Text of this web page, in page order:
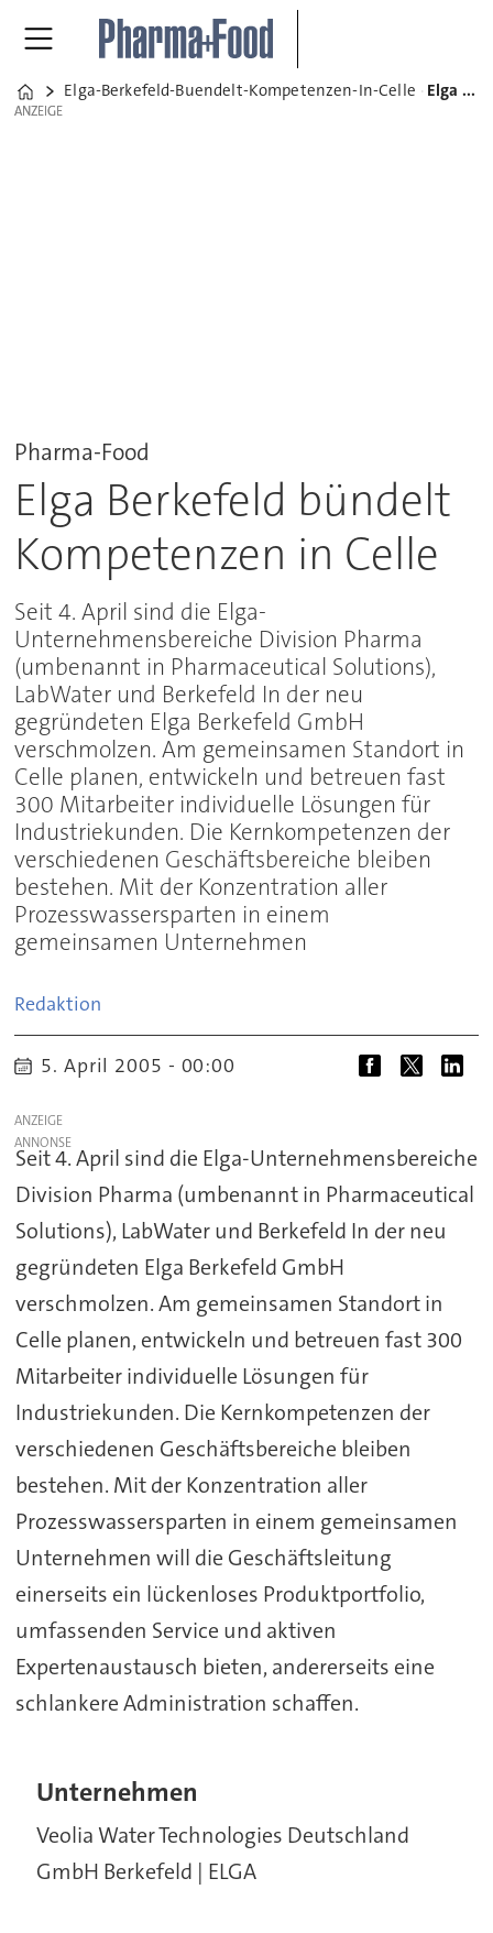
Home
Elga-Berkefeld-Buendelt-Kompetenzen-In-Celle Elga Berkefeld bündelt Kompetenzen in Celle
ANZEIGE
ANZEIGE
Pharma-Food
Elga Berkefeld bündelt
Kompetenzen in Celle
Seit 4. April sind die Elga-
Unternehmensbereiche Division Pharma
(umbenannt in Pharmaceutical Solutions),
LabWater und Berkefeld In der neu
gegründeten Elga Berkefeld GmbH
verschmolzen. Am gemeinsamen Standort in
Celle planen, entwickeln und betreuen fast
300 Mitarbeiter individuelle Lösungen für
Industriekunden. Die Kernkompetenzen der
verschiedenen Geschäftsbereiche bleiben
bestehen. Mit der Konzentration aller
Prozesswassersparten in einem
gemeinsamen Unternehmen
Redaktion
5. April 2005 - 00:00
ANZEIGE
Seit 4. April sind die Elga-Unternehmensbereiche
Division Pharma (umbenannt in Pharmaceutical
Solutions), LabWater und Berkefeld In der neu
gegründeten Elga Berkefeld GmbH
verschmolzen. Am gemeinsamen Standort in
Celle planen, entwickeln und betreuen fast 300
Mitarbeiter individuelle Lösungen für
Industriekunden. Die Kernkompetenzen der
verschiedenen Geschäftsbereiche bleiben
bestehen. Mit der Konzentration aller
Prozesswassersparten in einem gemeinsamen
Unternehmen will die Geschäftsleitung
einerseits ein lückenloses Produktportfolio,
umfassenden Service und aktiven
Expertenaustausch bieten, andererseits eine
schlankere Administration schaffen.
Unternehmen
Veolia Water Technologies Deutschland
GmbH Berkefeld | ELGA